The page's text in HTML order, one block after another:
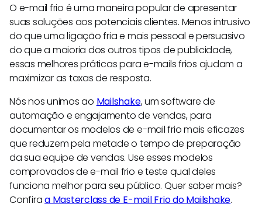
O e-mail frio é uma maneira popular de apresentar
suas soluções aos potenciais clientes. Menos intrusivo
do que uma ligação fria e mais pessoal e persuasivo
do que a maioria dos outros tipos de publicidade,
essas melhores práticas para e-mails frios ajudam a
maximizar as taxas de resposta.
Nós nos unimos ao Mailshake, um software de
automação e engajamento de vendas, para
documentar os modelos de e-mail frio mais eficazes
que reduzem pela metade o tempo de preparação
da sua equipe de vendas. Use esses modelos
comprovados de e-mail frio e teste qual deles
funciona melhor para seu público. Quer saber mais?
Confiraa Masterclass de E-mail Frio do Mailshake.